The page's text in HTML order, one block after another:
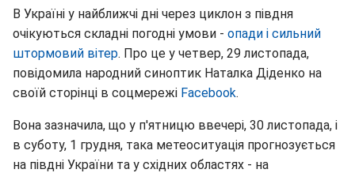
В Україні у найближчі дні через циклон з півдня
очікуються складні погодні умови - опади і сильний
штормовий вітер. Про це у четвер, 29 листопада,
повідомила народний синоптик Наталка Діденко на
своїй сторінці в соцмережі Facebook.
Вона зазначила, що у п'ятницю ввечері, 30 листопада, і
в суботу, 1 грудня, така метеоситуація прогнозується
на півдні України та у східних областях - на